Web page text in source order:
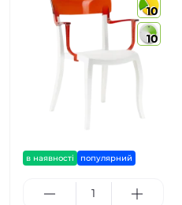
10
10
в наявності популярний